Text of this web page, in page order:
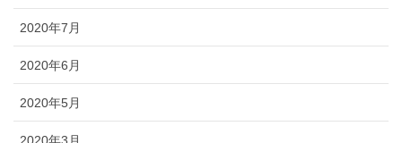
2020年7月
2020年6月
2020年5月
2020年3月